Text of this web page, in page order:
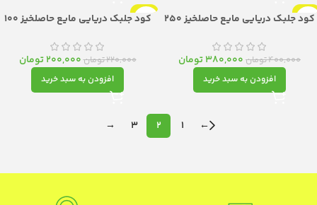
-5%
کود جلبک دریایی مایع حاصلخیز 250
مقاومت استثنائی
400,000تومان 380,000تومان
افزودن به سبد خرید
-9%
کود جلبک دریایی مایع حاصلخیز 100
مقاومت استثنائی
220,000تومان200,000 تومان
افزودن به سبد خرید
←
1
2
3
→